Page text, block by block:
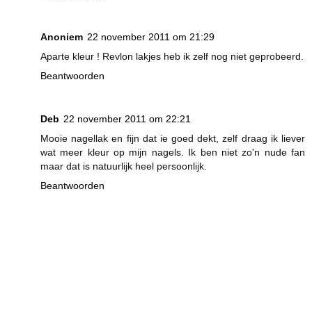
Anoniem 22 november 2011 om 21:29
Aparte kleur ! Revlon lakjes heb ik zelf nog niet geprobeerd.
Beantwoorden
Deb 22 november 2011 om 22:21
Mooie nagellak en fijn dat ie goed dekt, zelf draag ik liever
wat meer kleur op mijn nagels. Ik ben niet zo'n nude fan
maar dat is natuurlijk heel persoonlijk.
Beantwoorden